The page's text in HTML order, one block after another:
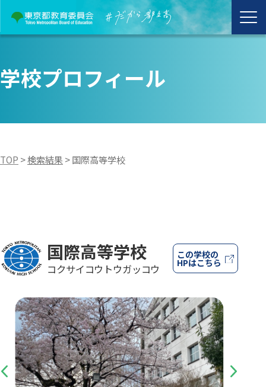
学校プロフィール
TOP >検索結果 >国際高等学校
国際高等学校
コクサイコウトウガッコウ
この学校の
HPはこちら
Previous Next